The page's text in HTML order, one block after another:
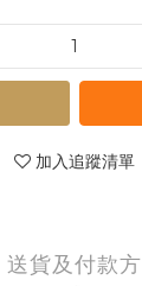
加入追蹤清單
送貨及付款方